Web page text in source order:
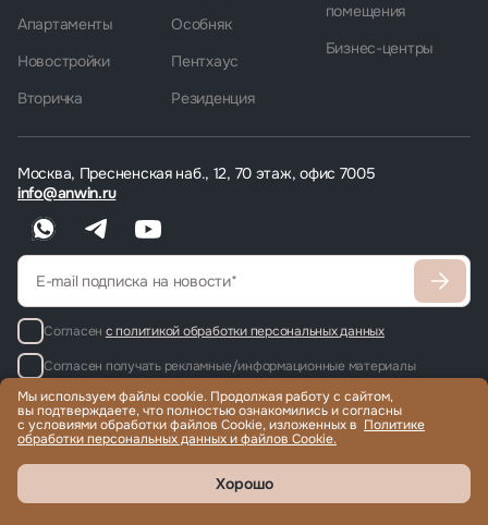
Москва, Пресненская наб., 12, 70 этаж, офис 7005
info@anwin.ru
Согласен с политикой обработки персональных данных
Согласен получать рекламные/информационные материалы
Апартаменты
Новостройки
Вторичка
Особняк
Пентхаус
Резиденция
помещения
Бизнес-центры
Продажа и аренда элитной недвижимости по всему миру, помощь
© 2022-2026 Международная компания Anwin
Мы используем файлы cookie. Продолжая работу с сайтом,
вы подтверждаете, что полностью ознакомились и согласны
с условиями обработки файлов Cookie, изложенных в Политике
обработки персональных данных и файлов Cookie.
Хорошо